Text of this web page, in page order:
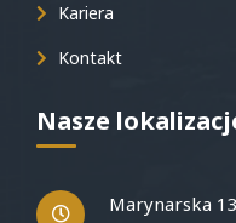
Kariera
Kontakt
Nasze
Marynarska